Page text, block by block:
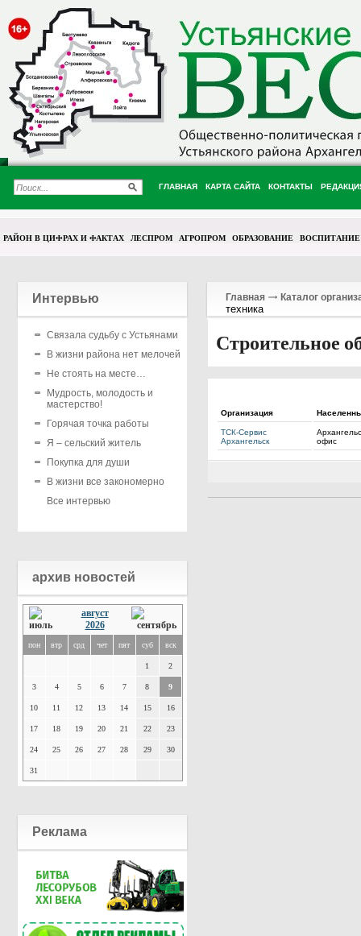
ГЛАВНАЯ КАРТА САЙТА КОНТАКТЫ
РАЙОН В ЦИФРАХ И ФАКТАХ ЛЕСПРОМ АГРОПРОМ ОБРАЗОВАНИЕ ВОСПИТАНИЕ
Интервью
Связала судьбу с Устьянами
В жизни района нет мелочей
Не стоять на месте…
Мудрость, молодость и
мастерство!
Горячая точка работы
Я – сельский житель
Покупка для души
В жизни все закономерно
Все интервью
архив новостей
август
2026
пон втр срд чет пят суб вск
1 2
3 4 5 6 7 8 9
10 11 12 13 14 15 16
17 18 19 20 21 22 23
24 25 26 27 28 29 30
31
Реклама
Главная Каталог
техника
Строительное
Организация
ТСК-Сервис
Архангельск
офис